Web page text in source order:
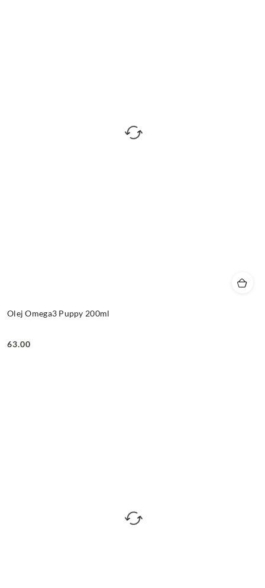
Olej Omega3 Puppy 200ml
Cena:
63.00